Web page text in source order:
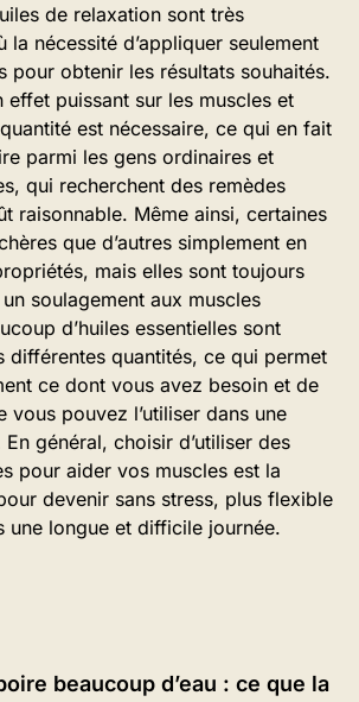
de relaxation sont très
la nécessité d’appliquer seulement
pour obtenir les résultats souhaités.
effet puissant sur les muscles et
est nécessaire, ce qui en fait
parmi les gens ordinaires et
qui recherchent des remèdes
raisonnable. Même ainsi, certaines
que d’autres simplement en
mais elles sont toujours
soulagement aux muscles
d’huiles essentielles sont
différentes quantités, ce qui permet
ce dont vous avez besoin et de
vous pouvez l’utiliser dans une
général, choisir d’utiliser des
pour aider vos muscles est la
devenir sans stress, plus flexible
une longue et difficile journée.
beaucoup d’eau : ce que la